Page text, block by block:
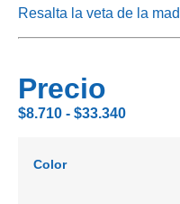
Resalta la veta de la
Precio
$8.710 - $33.340
Color